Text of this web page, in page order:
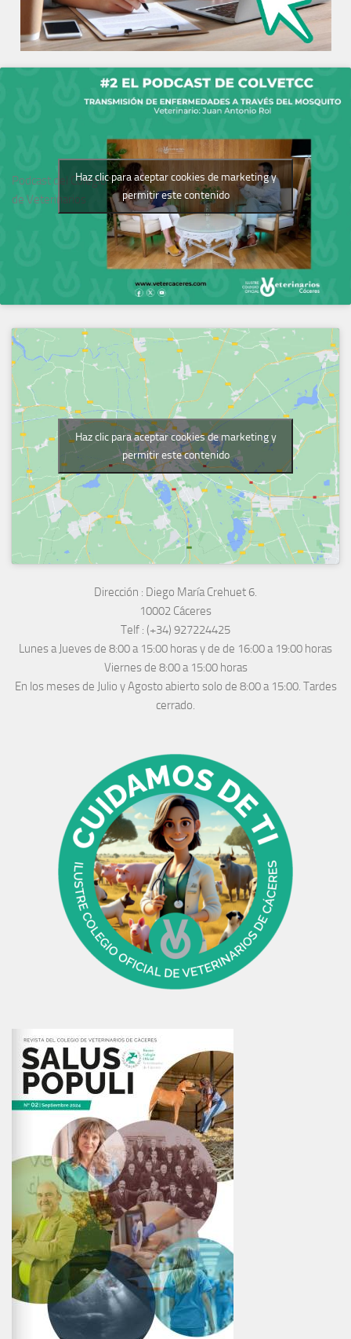
Podcast del Colegio
de Veterinarios
Haz clic para aceptar cookies de marketing y
permitir este contenido
Haz clic para aceptar cookies de marketing y
permitir este contenido
Dirección : Diego María Crehuet 6.
10002 Cáceres
Telf : (+34) 927224425
Lunes a Jueves de 8:00 a 15:00 horas y de de 16:00 a 19:00 horas
Viernes de 8:00 a 15:00 horas
En los meses de Julio y Agosto abierto solo de 8:00 a 15:00. Tardes
cerrado.